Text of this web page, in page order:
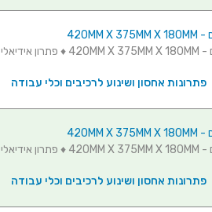
סט 5 תאי אחסון מודולריים כחולים - 420MM X 375MM X 180MM ♦ פתרון אידיאלי
פתרונות אחסון ושינוע לרכיבים וכלי עבודה
סט 5 תאי אחסון מודולריים צהובים - 420MM X 375MM X 180MM ♦ פתרון אידיאלי
פתרונות אחסון ושינוע לרכיבים וכלי עבודה